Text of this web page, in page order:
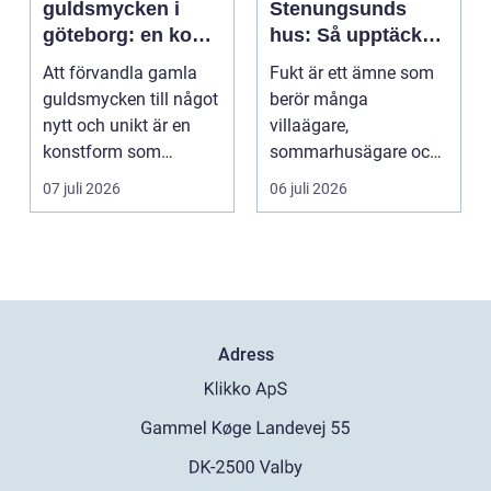
guldsmycken i
göteborg: en konst
att förnya det
gamla
Att förvandla gamla
guldsmycken till något
nytt och unikt är en
konstform som
kombinerar
traditionel...
07 juli 2026
Stenungsunds
hus: Så upptäcker
och åtgärdar du
problemet
Fukt är ett ämne som
berör många
villaägare,
sommarhusägare och
bosta...
06 juli 2026
Adress